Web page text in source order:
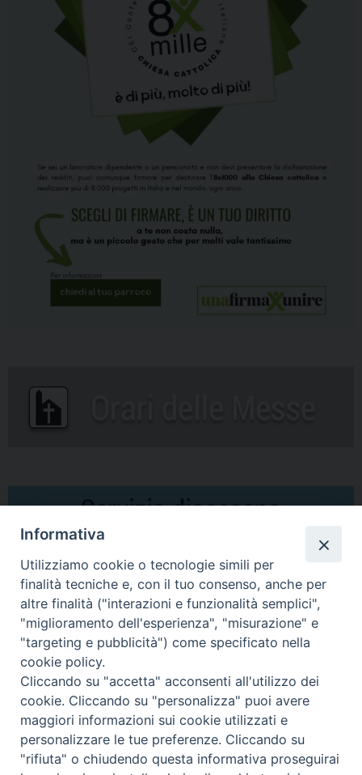
Comunicati Stampa
Il cordoglio dei Vescovi di Puglia per la morte di S.E.R. Mons. Agostino
Superbo
Nasce la Consulta Diocesana delle Aggregazioni Laicali di Castellaneta
Archivio comunicati stampa
Informativa
Utilizziamo cookie o tecnologie simili per
finalità tecniche e, con il tuo consenso, anche per
altre finalità ("interazioni e funzionalità semplici",
"miglioramento dell'esperienza", "misurazione" e
"targeting e pubblicità") come specificato nella
cookie policy.
Cliccando su "accetta" acconsenti all'utilizzo dei
cookie. Cliccando su "personalizza" puoi avere
maggiori informazioni sui cookie utilizzati e
personalizzare le tue preferenze. Cliccando su
"rifiuta" o chiudendo questa informativa proseguirai